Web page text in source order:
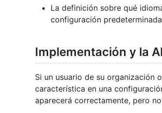
La definición sobre qué
configuración
Implementación y la
Si un usuario de su organización
característica en una
aparecerá correctamente, pero